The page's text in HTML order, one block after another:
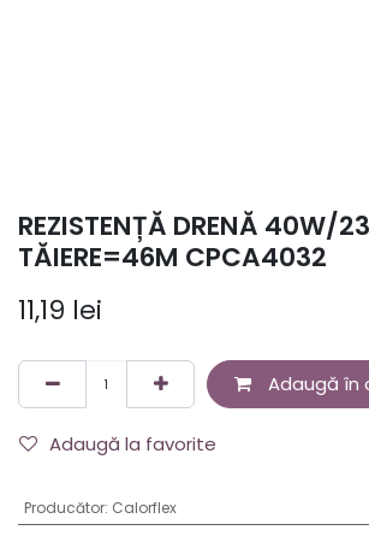
REZISTENȚĂ DRENĂ 40W/
TĂIERE=46M CPCA4032
11,19 lei
Adaugă în
Adaugă la favorite
Producător: Calorflex